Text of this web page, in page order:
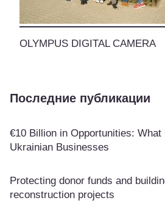
OLYMPUS DIGITAL CAMERA
Последние публикации
€10 Billion in Opportunities:
Ukrainian Businesses
Protecting donor funds and
reconstruction projects